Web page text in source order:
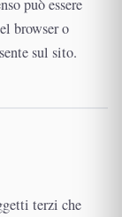
può essere
browser o
sul sito.
terzi che